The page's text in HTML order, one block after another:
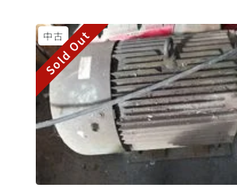
中古
Sold Out